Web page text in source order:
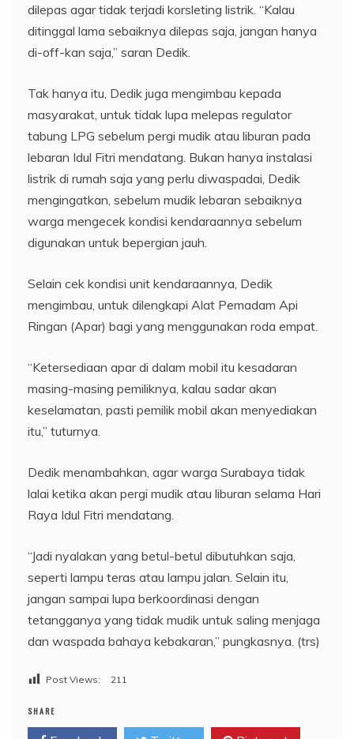
dilepas agar tidak terjadi korsleting listrik. “Kalau
ditinggal lama sebaiknya dilepas saja, jangan hanya
di-off-kan saja,” saran Dedik.
Tak hanya itu, Dedik juga mengimbau kepada
masyarakat, untuk tidak lupa melepas regulator
tabung LPG sebelum pergi mudik atau liburan pada
lebaran Idul Fitri mendatang. Bukan hanya instalasi
listrik di rumah saja yang perlu diwaspadai, Dedik
mengingatkan, sebelum mudik lebaran sebaiknya
warga mengecek kondisi kendaraannya sebelum
digunakan untuk bepergian jauh.
Selain cek kondisi unit kendaraannya, Dedik
mengimbau, untuk dilengkapi Alat Pemadam Api
Ringan (Apar) bagi yang menggunakan roda empat.
“Ketersediaan apar di dalam mobil itu kesadaran
masing-masing pemiliknya, kalau sadar akan
keselamatan, pasti pemilik mobil akan menyediakan
itu,” tuturnya.
Dedik menambahkan, agar warga Surabaya tidak
lalai ketika akan pergi mudik atau liburan selama Hari
Raya Idul Fitri mendatang.
“Jadi nyalakan yang betul-betul dibutuhkan saja,
seperti lampu teras atau lampu jalan. Selain itu,
jangan sampai lupa berkoordinasi dengan
tetangganya yang tidak mudik untuk saling menjaga
dan waspada bahaya kebakaran,” pungkasnya. (trs)
Post Views: 211
SHARE